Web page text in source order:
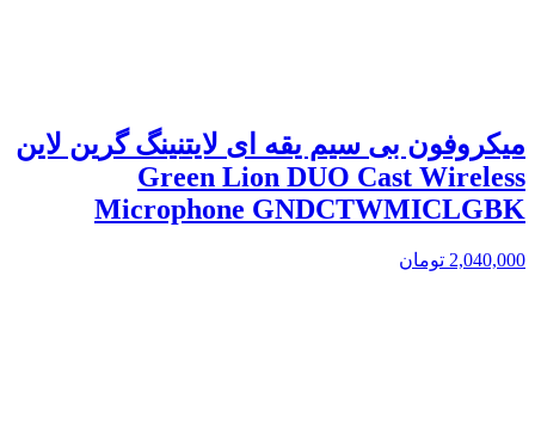
میکروفون بی سیم یقه ای لایتنینگ گرین لاین
Green Lion DUO Cast Wireless
Microphone GNDCTWMICLGBK
2,040,000 تومان